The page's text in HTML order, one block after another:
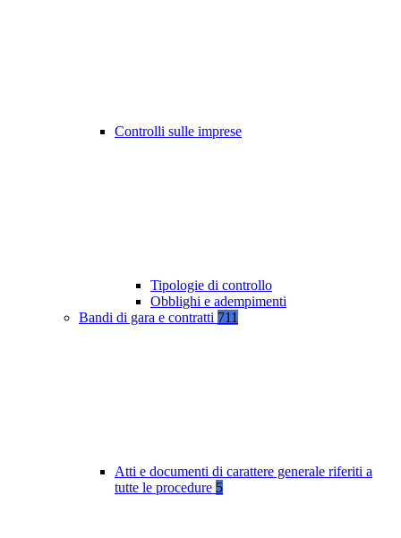
Controlli sulle imprese
Tipologie di controllo
Obblighi e adempimenti
Bandi di gara e contratti 711
Atti e documenti di carattere generale riferiti a
tutte le procedure 5